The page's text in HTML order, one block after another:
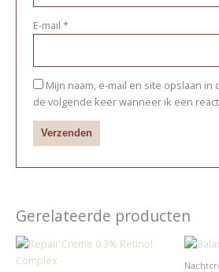
E-mail *
Mijn naam, e-mail en site opslaan
de volgende keer wanneer ik een
Gerelateerde producten